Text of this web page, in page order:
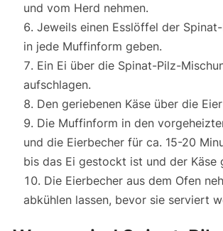
und vom Herd nehmen.
Jeweils einen Esslöffel der
in jede Muffinform geben.
Ein Ei über die Spinat-Pilz-
aufschlagen.
Den geriebenen Käse über die
Die Muffinform in den
und die Eierbecher für ca. 15-20
bis das Ei gestockt ist und der Käse
Die Eierbecher aus dem Ofen
abkühlen lassen, bevor sie serviert